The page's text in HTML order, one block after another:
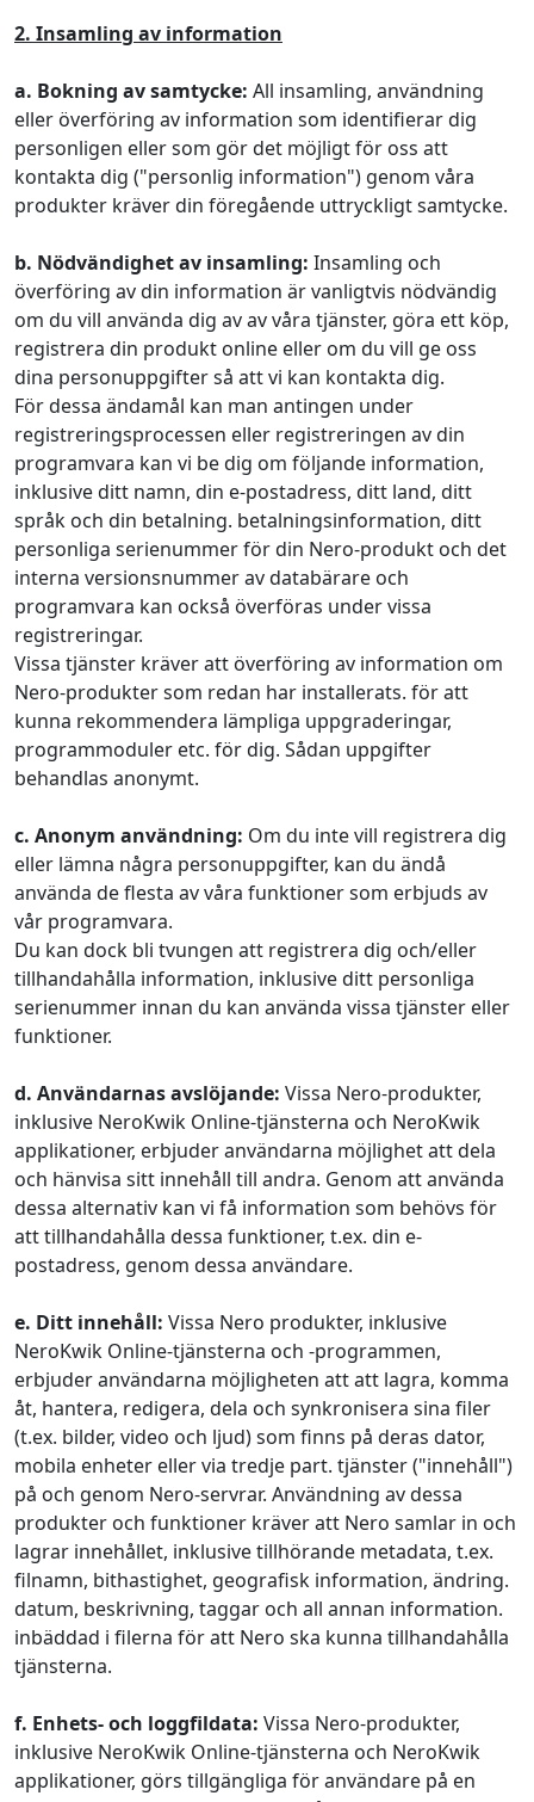
2. Insamling av information
a. Bokning av samtycke: All insamling, användning
eller överföring av information som identifierar dig
personligen eller som gör det möjligt för oss att
kontakta dig ("personlig information") genom våra
produkter kräver din föregående uttryckligt samtycke.
b. Nödvändighet av insamling: Insamling och
överföring av din information är vanligtvis nödvändig
om du vill använda dig av av våra tjänster, göra ett köp,
registrera din produkt online eller om du vill ge oss
dina personuppgifter så att vi kan kontakta dig.
För dessa ändamål kan man antingen under
registreringsprocessen eller registreringen av din
programvara kan vi be dig om följande information,
inklusive ditt namn, din e-postadress, ditt land, ditt
språk och din betalning. betalningsinformation, ditt
personliga serienummer för din Nero-produkt och det
interna versionsnummer av databärare och
programvara kan också överföras under vissa
registreringar.
Vissa tjänster kräver att överföring av information om
Nero-produkter som redan har installerats. för att
kunna rekommendera lämpliga uppgraderingar,
programmoduler etc. för dig. Sådan uppgifter
behandlas anonymt.
c. Anonym användning: Om du inte vill registrera dig
eller lämna några personuppgifter, kan du ändå
använda de flesta av våra funktioner som erbjuds av
vår programvara.
Du kan dock bli tvungen att registrera dig och/eller
tillhandahålla information, inklusive ditt personliga
serienummer innan du kan använda vissa tjänster eller
funktioner.
d. Användarnas avslöjande: Vissa Nero-produkter,
inklusive NeroKwik Online-tjänsterna och NeroKwik
applikationer, erbjuder användarna möjlighet att dela
och hänvisa sitt innehåll till andra. Genom att använda
dessa alternativ kan vi få information som behövs för
att tillhandahålla dessa funktioner, t.ex. din e-
postadress, genom dessa användare.
e. Ditt innehåll: Vissa Nero produkter, inklusive
NeroKwik Online-tjänsterna och -programmen,
erbjuder användarna möjligheten att att lagra, komma
åt, hantera, redigera, dela och synkronisera sina filer
(t.ex. bilder, video och ljud) som finns på deras dator,
mobila enheter eller via tredje part. tjänster ("innehåll")
på och genom Nero-servrar. Användning av dessa
produkter och funktioner kräver att Nero samlar in och
lagrar innehållet, inklusive tillhörande metadata, t.ex.
filnamn, bithastighet, geografisk information, ändring.
datum, beskrivning, taggar och all annan information.
inbäddad i filerna för att Nero ska kunna tillhandahålla
tjänsterna.
f. Enhets- och loggfildata: Vissa Nero-produkter,
inklusive NeroKwik Online-tjänsterna och NeroKwik
applikationer, görs tillgängliga för användare på en